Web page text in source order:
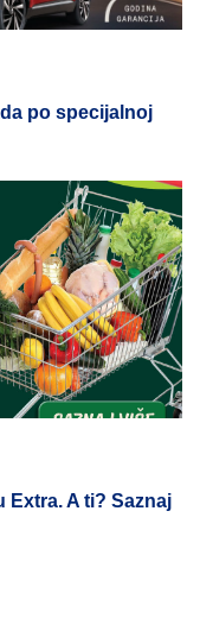
po specijalnoj
Extra. A ti? Saznaj